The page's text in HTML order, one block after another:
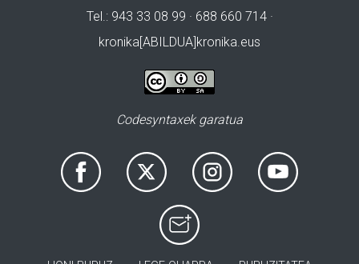
Tel.: 943 33 08 99 · 688 660 714 ·
kronika[ABILDUA]kronika.eus
Codesyntaxek garatua